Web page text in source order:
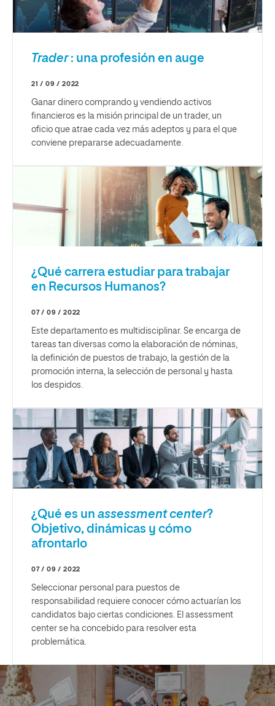
Trader: una profesión en auge
21 / 09 / 2022
Ganar dinero comprando y vendiendo activos
financieros es la misión principal de un trader, un
oficio que atrae cada vez más adeptos y para el que
conviene prepararse adecuadamente.
¿Qué carrera estudiar para trabajar
en Recursos Humanos?
07 / 09 / 2022
Este departamento es multidisciplinar. Se encarga de
tareas tan diversas como la elaboración de nóminas,
la definición de puestos de trabajo, la gestión de la
promoción interna, la selección de personal y hasta
los despidos.
¿Qué es un assessment center?
Objetivo, dinámicas y cómo
afrontarlo
07 / 09 / 2022
Seleccionar personal para puestos de
responsabilidad requiere conocer cómo actuarían los
candidatos bajo ciertas condiciones. El assessment
center se ha concebido para resolver esta
problemática.